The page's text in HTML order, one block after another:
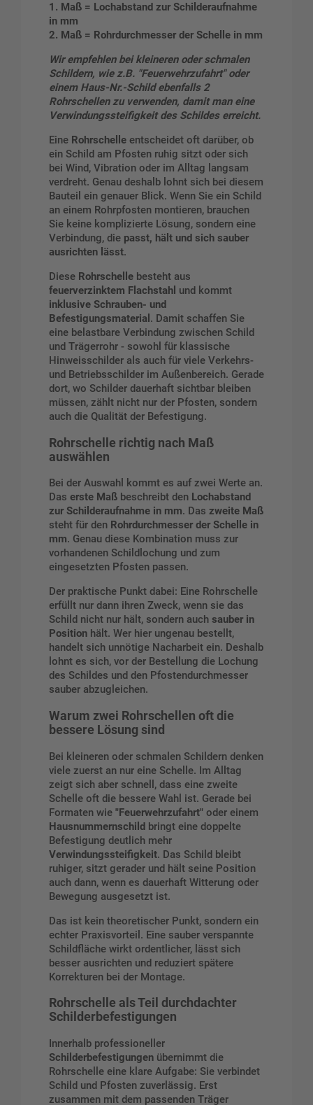
1. Maß = Lochabstand zur Schilderaufnahme
in mm
2. Maß = Rohrdurchmesser der Schelle in mm
Wir empfehlen bei kleineren oder schmalen
Schildern, wie z.B. "Feuerwehrzufahrt" oder
einem Haus-Nr.-Schild ebenfalls 2
Rohrschellen zu verwenden, damit man eine
Verwindungssteifigkeit des Schildes erreicht.
Eine Rohrschelle entscheidet oft darüber, ob
ein Schild am Pfosten ruhig sitzt oder sich
bei Wind, Vibration oder im Alltag langsam
verdreht. Genau deshalb lohnt sich bei diesem
Bauteil ein genauer Blick. Wenn Sie ein Schild
an einem Rohrpfosten montieren, brauchen
Sie keine komplizierte Lösung, sondern eine
Verbindung, die passt, hält und sich sauber
ausrichten lässt.
Diese Rohrschelle besteht aus
feuerverzinktem Flachstahl und kommt
inklusive Schrauben- und
Befestigungsmaterial . Damit schaffen Sie
eine belastbare Verbindung zwischen Schild
und Trägerrohr - sowohl für klassische
Hinweisschilder als auch für viele Verkehrs-
und Betriebsschilder im Außenbereich. Gerade
dort, wo Schilder dauerhaft sichtbar bleiben
müssen, zählt nicht nur der Pfosten, sondern
auch die Qualität der Befestigung.
Rohrschelle richtig nach Maß
auswählen
Bei der Auswahl kommt es auf zwei Werte an.
Das erste Maß beschreibt den Lochabstand
zur Schilderaufnahme in mm. Das zweite Maß
steht für den Rohrdurchmesser der Schelle in
mm. Genau diese Kombination muss zur
vorhandenen Schildlochung und zum
eingesetzten Pfosten passen.
Der praktische Punkt dabei: Eine Rohrschelle
erfüllt nur dann ihren Zweck, wenn sie das
Schild nicht nur hält, sondern auch sauber in
Position hält. Wer hier ungenau bestellt,
handelt sich unnötige Nacharbeit ein. Deshalb
lohnt es sich, vor der Bestellung die Lochung
des Schildes und den Pfostendurchmesser
sauber abzugleichen.
Warum zwei Rohrschellen oft die
bessere Lösung sind
Bei kleineren oder schmalen Schildern denken
viele zuerst an nur eine Schelle. Im Alltag
zeigt sich aber schnell, dass eine zweite
Schelle oft die bessere Wahl ist. Gerade bei
Formaten wie "Feuerwehrzufahrt" oder einem
Hausnummernschild bringt eine doppelte
Befestigung deutlich mehr
Verwindungssteifigkeit. Das Schild bleibt
ruhiger, sitzt gerader und hält seine Position
auch dann, wenn es dauerhaft Witterung oder
Bewegung ausgesetzt ist.
Das ist kein theoretischer Punkt, sondern ein
echter Praxisvorteil. Eine sauber verspannte
Schildfläche wirkt ordentlicher, lässt sich
besser ausrichten und reduziert spätere
Korrekturen bei der Montage.
Rohrschelle als Teil durchdachter
Schilderbefestigungen
Innerhalb professioneller
Schilderbefestigungen übernimmt die
Rohrschelle eine klare Aufgabe: Sie verbindet
Schild und Pfosten zuverlässig. Erst
zusammen mit dem passenden Träger